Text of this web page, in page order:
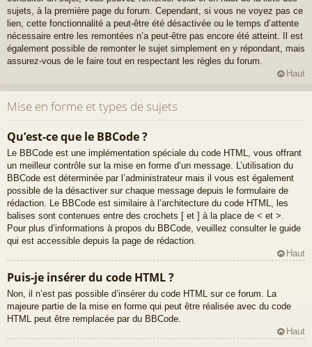
sujets, à la première page du forum. Cependant, si vous ne voyez pas ce
lien, cette fonctionnalité a peut-être été désactivée ou le temps d’attente
nécessaire entre les remontées n’a peut-être pas encore été atteint. Il est
également possible de remonter le sujet simplement en y répondant, mais
assurez-vous de le faire tout en respectant les règles du forum.
Haut
Mise en forme et types de sujets
Qu’est-ce que le BBCode ?
Le BBCode est une implémentation spéciale du code HTML, vous offrant
un meilleur contrôle sur la mise en forme d’un message. L’utilisation du
BBCode est déterminée par l’administrateur mais il vous est également
possible de la désactiver sur chaque message depuis le formulaire de
rédaction. Le BBCode est similaire à l’architecture du code HTML, les
balises sont contenues entre des crochets [ et ] à la place de < et >.
Pour plus d’informations à propos du BBCode, veuillez consulter le guide
qui est accessible depuis la page de rédaction.
Haut
Puis-je insérer du code HTML ?
Non, il n’est pas possible d’insérer du code HTML sur ce forum. La
majeure partie de la mise en forme qui peut être réalisée avec du code
HTML peut être remplacée par du BBCode.
Haut